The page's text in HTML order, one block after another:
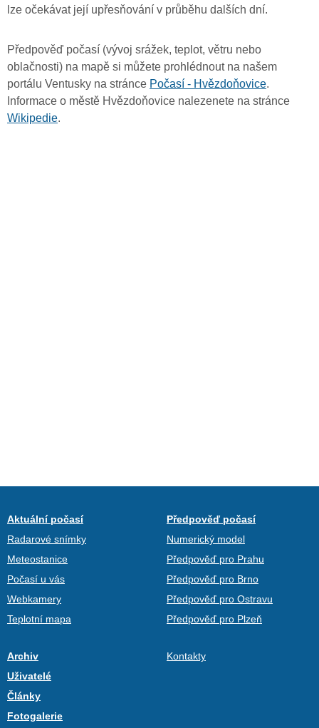
lze očekávat její upřesňování v průběhu dalších dní.
Předpověď počasí (vývoj srážek, teplot, větru nebo
oblačnosti) na mapě si můžete prohlédnout na našem
portálu Ventusky na stránce Počasí - Hvězdoňovice.
Informace o městě Hvězdoňovice nalezenete na stránce
Wikipedie.
Aktuální počasí
Radarové snímky
Meteostanice
Počasí u vás
Webkamery
Teplotní mapa
Předpověď počasí
Numerický model
Předpověď pro Prahu
Předpověď pro Brno
Předpověď pro Ostravu
Předpověď pro Plzeň
Archiv
Uživatelé
Články
Fotogalerie
Kontakty